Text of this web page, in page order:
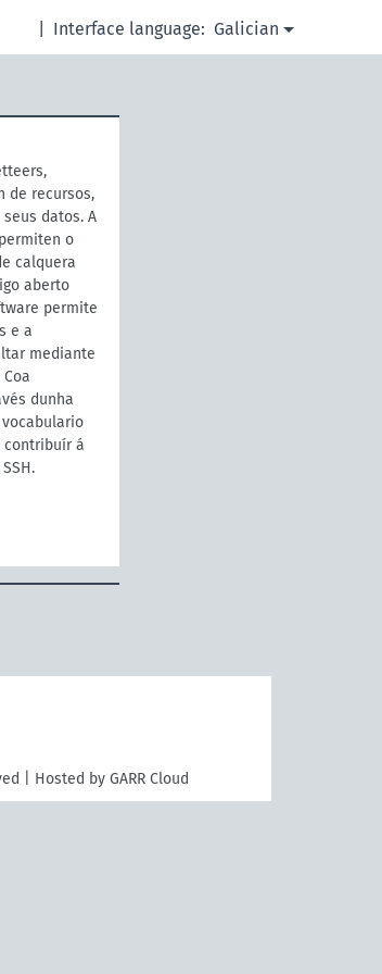
Interface language: Galician
de recursos,
datos. A
o
calquera
aberto
permite
e a
mediante
dunha
vocabulario
contribuír á
| Hosted by GARR Cloud